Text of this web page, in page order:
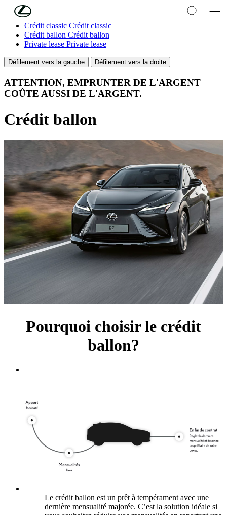
Passer au contenu principal
Crédit classic Crédit classic
Crédit ballon Crédit ballon
Private lease Private lease
Défilement vers la gauche Défilement vers la droite
ATTENTION, EMPRUNTER DE L'ARGENT
COÛTE AUSSI DE L'ARGENT.
Crédit ballon
Pourquoi choisir le crédit
ballon?
Le crédit ballon est un prêt à tempérament avec une
dernière mensualité majorée. C’est la solution idéale si